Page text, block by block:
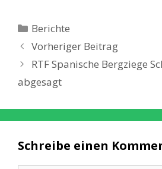
Kategorien
Berichte
Vorheriger Beitrag
RTF Spanische Bergziege
abgesagt
Schreibe einen